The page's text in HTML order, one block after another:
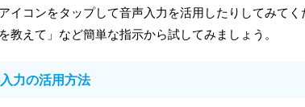
イコンをタップして音声入力を活用したりしてみて
教えて」など簡単な指示から試してみましょう。
力の活用方法